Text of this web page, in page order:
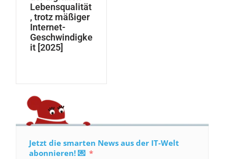
Lebensqualität
, trotz mäßiger
Internet-
Geschwindigke
it [2025]
Jetzt die smarten News aus der IT-Welt
abonnieren! 💌